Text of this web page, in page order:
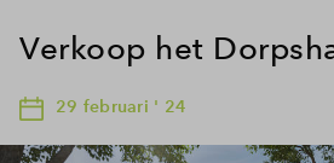
Verkoop het
29 februari ' 24